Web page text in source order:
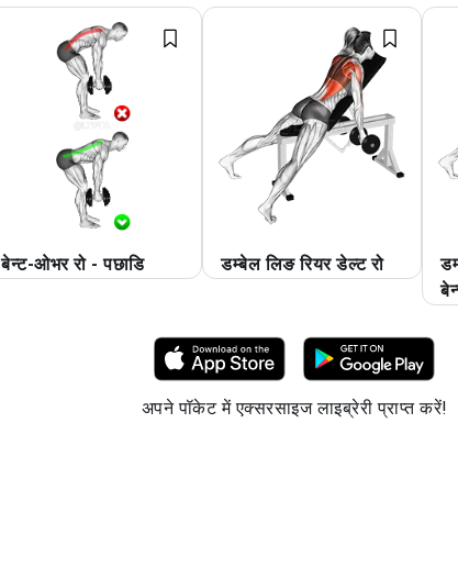
बेन्ट-ओभर रो - पछाडि डम्बेल लिङ रियर डेल्ट रो
अपने पॉकेट में एक्सरसाइज लाइब्रेरी प्राप्त करें!